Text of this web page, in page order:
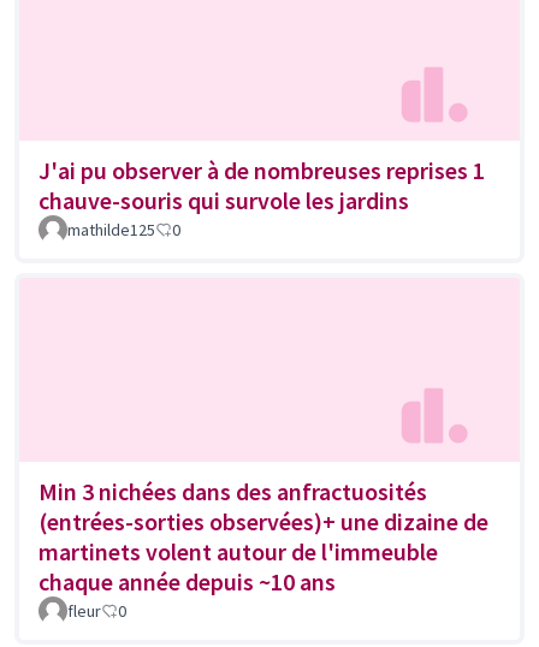
J'ai pu observer à de nombreuses reprises 1
chauve-souris qui survole les jardins
mathilde125 0
Min 3 nichées dans des anfractuosités
(entrées-sorties observées)+ une dizaine de
martinets volent autour de l'immeuble
chaque année depuis ~10 ans
fleur 0